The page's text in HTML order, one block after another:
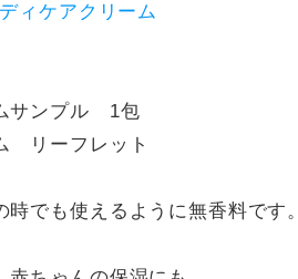
ィケアクリーム
サンプル 1包
リーフレット
でも使えるように無香料です。